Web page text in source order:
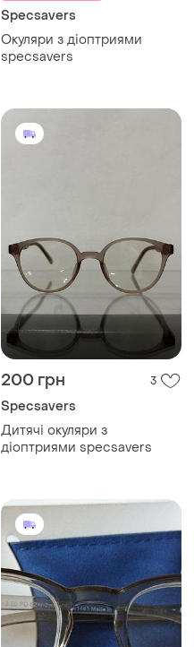
Specsavers
Окуляри з діоптриями
specsavers
200 грн 3
Specsavers
Дитячі окуляри з
діоптриями specsavers